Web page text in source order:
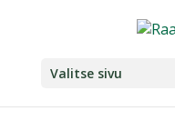
Valitse sivu